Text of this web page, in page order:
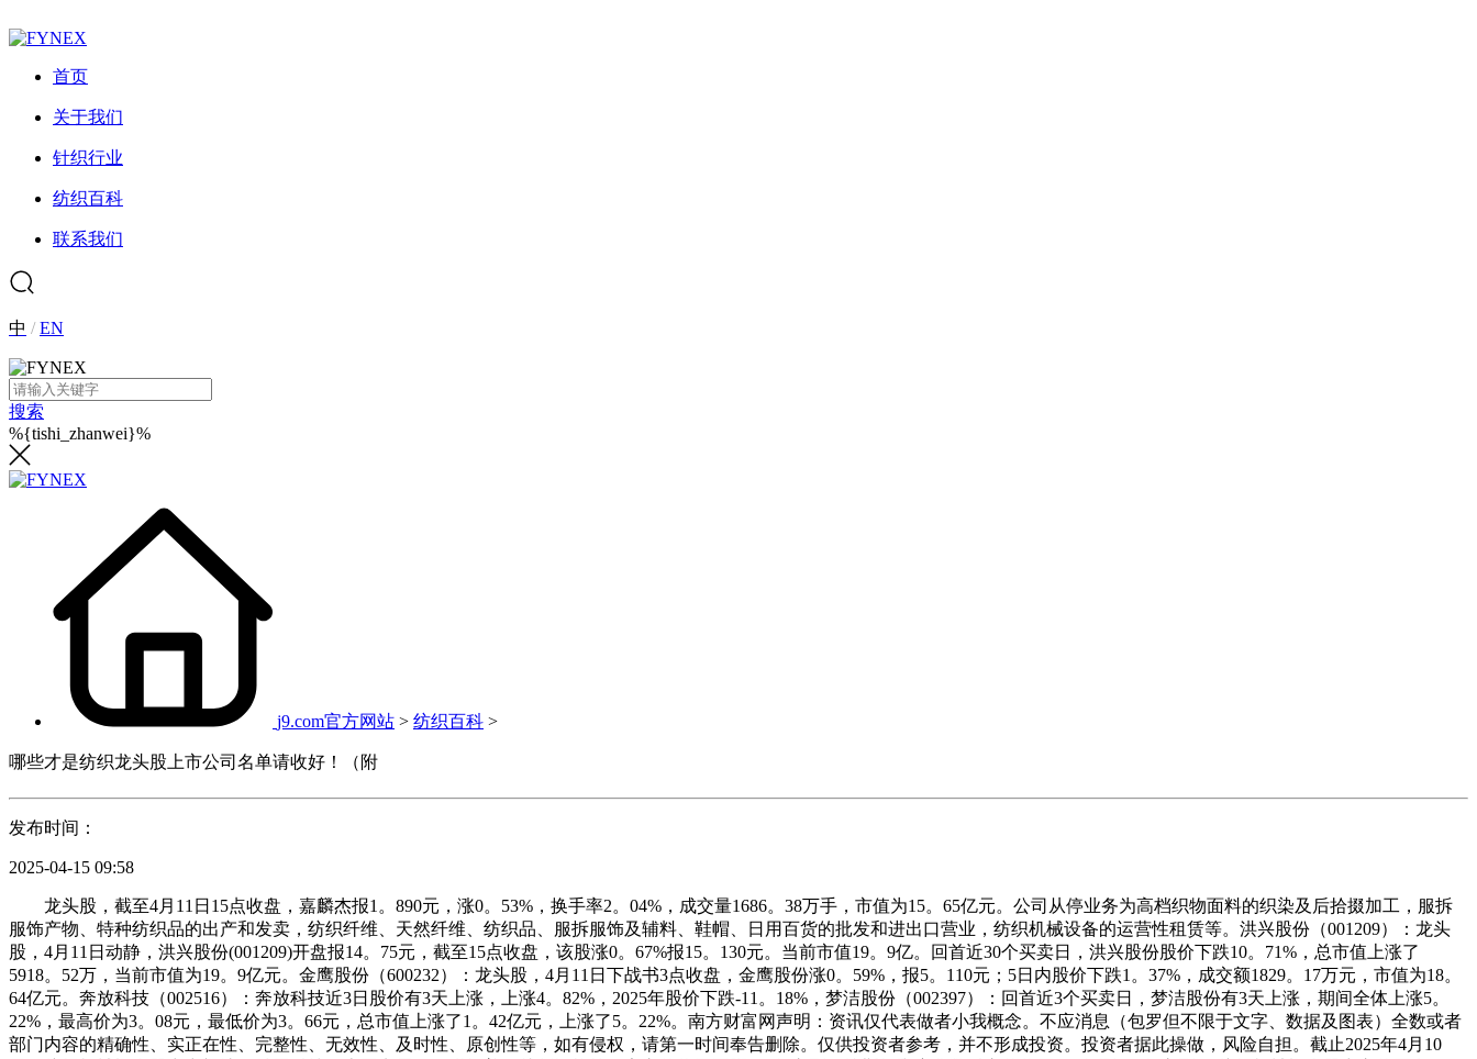
首页
关于我们
针织行业
纺织百科
联系我们
中 /EN
搜索
%{tishi_zhanwei}%
j9.com官方网站 > 纺织百科 >
哪些才是纺织龙头股上市公司名单请收好！（附
发布时间：
2025-04-15 09:58
龙头股，截至4月11日15点收盘，嘉麟杰报1。890元，涨0。53%，换手率2。04%，成交量1686。38万手，市值为15。65亿元。公司从停业务为高档织物面料的织染及后拾掇加工，服拆
服饰产物、特种纺织品的出产和发卖，纺织纤维、天然纤维、纺织品、服拆服饰及辅料、鞋帽、日用百货的批发和进出口营业，纺织机械设备的运营性租赁等。洪兴股份（001209）：龙头
股，4月11日动静，洪兴股份(001209)开盘报14。75元，截至15点收盘，该股涨0。67%报15。130元。当前市值19。9亿。回首近30个买卖日，洪兴股份股价下跌10。71%，总市值上涨了
5918。52万，当前市值为19。9亿元。金鹰股份（600232）：龙头股，4月11日下战书3点收盘，金鹰股份涨0。59%，报5。110元；5日内股价下跌1。37%，成交额1829。17万元，市值为18。
64亿元。奔放科技（002516）：奔放科技近3日股价有3天上涨，上涨4。82%，2025年股价下跌-11。18%，梦洁股份（002397）：回首近3个买卖日，梦洁股份有3天上涨，期间全体上涨5。
22%，最高价为3。08元，最低价为3。66元，总市值上涨了1。42亿元，上涨了5。22%。南方财富网声明：资讯仅代表做者小我概念。不应消息（包罗但不限于文字、数据及图表）全数或者
部门内容的精确性、实正在性、完整性、无效性、及时性、原创性等，如有侵权，请第一时间奉告删除。仅供投资者参考，并不形成投资。投资者据此操做，风险自担。截止2025年4月10